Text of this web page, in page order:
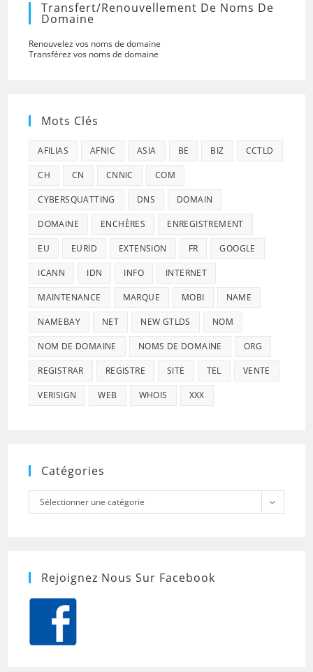
Transfert/renouvellement De Noms De
Domaine
Renouvelez vos noms de domaine
Transférez vos noms de domaine
Mots Clés
AFILIAS AFNIC ASIA BE BIZ CCTLD
CH CN CNNIC COM
CYBERSQUATTING DNS DOMAIN
DOMAINE ENCHÈRES ENREGISTREMENT
EU EURID EXTENSION FR GOOGLE
ICANN IDN INFO INTERNET
MAINTENANCE MARQUE MOBI NAME
NAMEBAY NET NEW GTLDS NOM
NOM DE DOMAINE NOMS DE DOMAINE ORG
REGISTRAR REGISTRE SITE TEL VENTE
VERISIGN WEB WHOIS XXX
Catégories
Catégories
Sélectionner une catégorie
Rejoignez Nous Sur Facebook